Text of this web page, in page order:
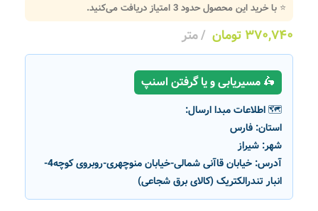
⭐ با خرید این محصول حدود3امتیاز دریافت می‌کنید.
۳۷۰,۷۴۰ تومان متر
🛵 مسیریابی و یا گرفتن اسنپ
🗺️ اطلاعات مبدا ارسال:
استان: فارس
شهر: شیراز
آدرس:
خیابان قاآنی شمالی-خیابان منوچهری-روبروی کوچه4-
انبار تندرالکتریک (کالای برق شجاعی)